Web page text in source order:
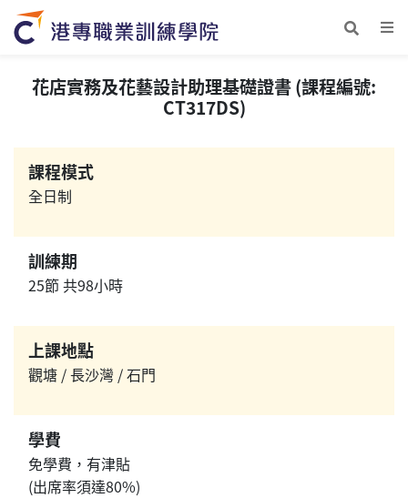
花店實務及花藝設計助理基礎證書 (課程編號:
CT317DS)
課程模式
全日制
訓練期
25節 共98小時
上課地點
觀塘 / 長沙灣 / 石門
學費
免學費，有津貼
(出席率須達80%)